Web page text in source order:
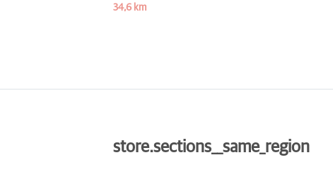
34,6 km
store.sections__same_region